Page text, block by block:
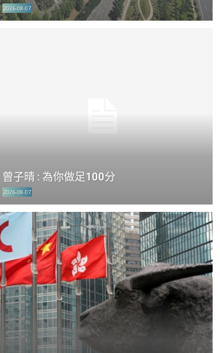
2026-08-07
曾子晴 : 為你做足100分
2026-08-07